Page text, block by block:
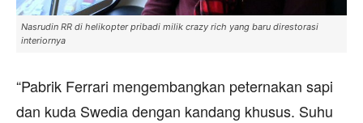
Nasrudin RR di helikopter pribadi milik crazy rich yang baru direstorasi
interiornya
“Pabrik Ferrari mengembangkan peternakan sapi
dan kuda Swedia dengan kandang khusus. Suhu